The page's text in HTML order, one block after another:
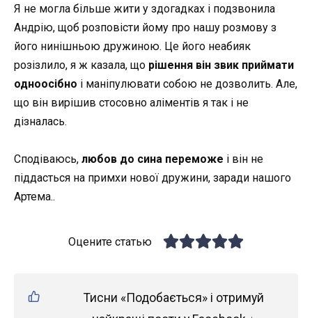
Я не могла більше жити у здогадках і подзвонила
Андрію, щоб розповісти йому про нашу розмову з
його нинішньою дружиною. Це його неабияк
розізлило, я ж казала, що рішення він звик приймати
одноосібно і маніпулювати собою не дозволить. Але,
що він вирішив стосовно аліментів я так і не
дізналась.
Сподіваюсь, любов до сина переможе і він не
піддасться на примхи нової дружини, заради нашого
Артема..
Оцените статью
Тисни «Подобається» і отримуй